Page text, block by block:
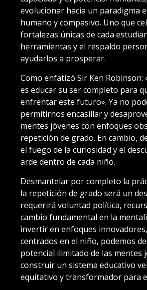
evolucionar hacia un paradigma
humano y compasivo. Uno que
fortalezas únicas de cada
herramientas y el respaldo
ayudarlos a prosperar.
Como enfatizó Sir Ken Robinson:
es educar su ser completo para
enfrentar este futuro». Ya no
permitirnos encasillar y
mentes jóvenes con enfoques
repetición de grado. En cambio,
el fuego de la curiosidad y el
arde dentro de cada niño.
Desmantelar por completo la
la repetición de grado será un
requerirá voluntad política,
cambio fundamental en la
invertir en enfoques
centrados en el niño, podemos
potencial ilimitado de las mentes
construir un sistema educativo
equitativo y transformador para